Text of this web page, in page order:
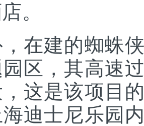
。
建的蜘蛛侠
区，其高速
这是该项目
迪士尼乐园